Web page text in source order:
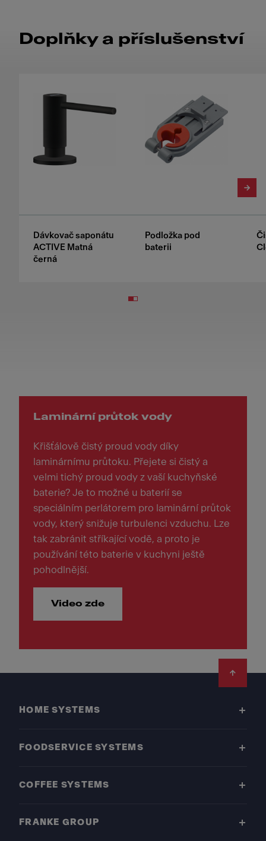
Doplňky a příslušenství
Dávkovač saponátu
ACTIVE Matná
černá
Podložka pod
baterii
Laminární průtok vody
Křišťálově čistý proud vody díky
laminárnímu průtoku. Přejete si čistý a
velmi tichý proud vody z vaší kuchyňské
baterie? Je to možné u baterií se
speciálním perlátorem pro laminární průtok
vody, který snižuje turbulenci vzduchu. Lze
tak zabránit stříkající vodě, a proto je
používání této baterie v kuchyni ještě
pohodlnější.
Video zde
HOME SYSTEMS
FOODSERVICE SYSTEMS
COFFEE SYSTEMS
FRANKE GROUP